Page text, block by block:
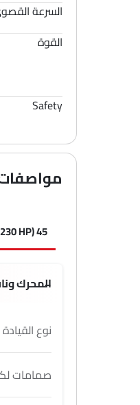
السرعة
القوة
Safety
45 TFSI (230 HP)
المحرك
نوع القيادة
صمامات